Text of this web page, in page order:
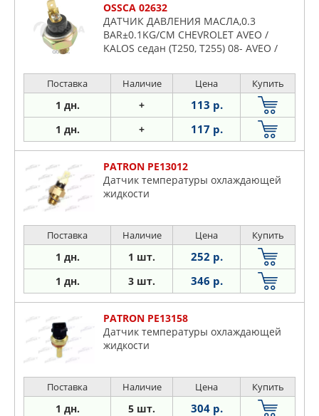
OSSCA 02632
ДАТЧИК ДАВЛЕНИЯ МАСЛА,0.3
BAR±0.1KG/CM CHEVROLET AVEO /
KALOS седан (T250, T255) 08- AVEO /
Поставка Наличие Цена Купить
1 дн. + 113 р.
1 дн. + 117 р.
PATRON PE13012
Датчик температуры охлаждающей
жидкости
Поставка Наличие Цена Купить
1 дн. 1 шт. 252 р.
1 дн. 3 шт. 346 р.
PATRON PE13158
Датчик температуры охлаждающей
жидкости
Поставка Наличие Цена Купить
1 дн. 5 шт. 304 р.